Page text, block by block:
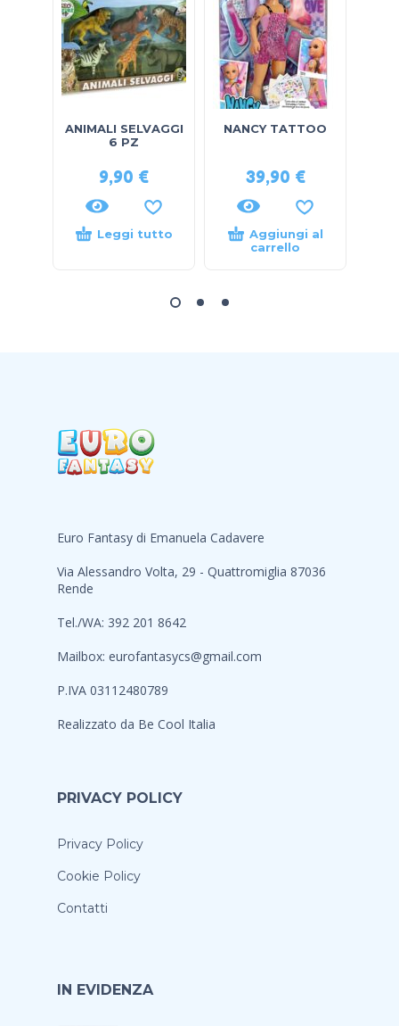
ANIMALI SELVAGGI
6 PZ
9,90 €
Leggi tutto
NANCY TATTOO
39,90 €
Aggiungi al
carrello
Euro Fantasy di Emanuela Cadavere
Via Alessandro Volta, 29 - Quattromiglia 87036
Rende
Tel./WA: 392 201 8642
Mailbox: eurofantasycs@gmail.com
P.IVA 03112480789
Realizzato da Be Cool Italia
PRIVACY POLICY
Privacy Policy
Cookie Policy
Contatti
IN EVIDENZA